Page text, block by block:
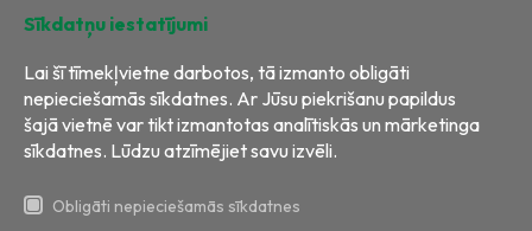
Sīkdatņu iestatījumi
Lai šī tīmekļvietne darbotos, tā izmanto obligāti
nepieciešamās sīkdatnes. Ar Jūsu piekrišanu papildus
šajā vietnē var tikt izmantotas analītiskās un mārketinga
sīkdatnes. Lūdzu atzīmējiet savu izvēli.
Obligāti nepieciešamās sīkdatnes